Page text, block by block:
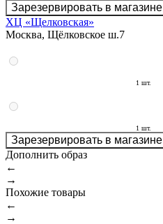
Зарезервировать в магазине
ХЦ «Щелковская»
Москва, Щёлковское ш.7
1 шт.
1 шт.
Зарезервировать в магазине
Дополнить образ
←
→
Похожие товары
←
→